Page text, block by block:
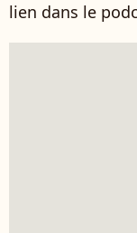
lien dans le